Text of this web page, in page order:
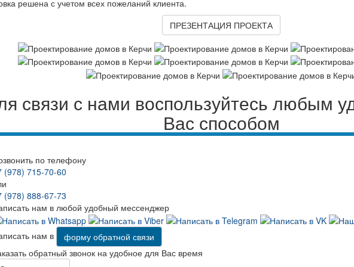
решена с учетом всех пожеланий клиента.
ПРЕЗЕНТАЦИЯ ПРОЕКТА
связи с нами воспользуйтесь любым
Вас способом
по телефону
(978) 715-70-60
(978) 888-67-73
нам в любой удобный мессенджер
нам в
форму обратной связи
обратный звонок на удобное для Вас время